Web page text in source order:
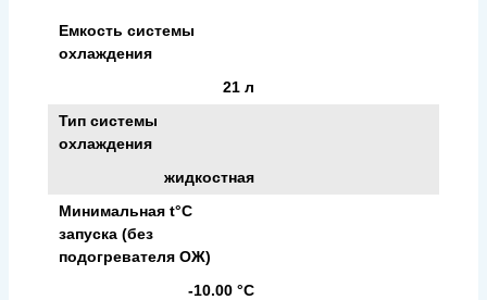
Емкость системы
охлаждения
21 л
Тип системы
охлаждения
жидкостная
Минимальная t°С
запуска (без
подогревателя ОЖ)
-10.00 °С